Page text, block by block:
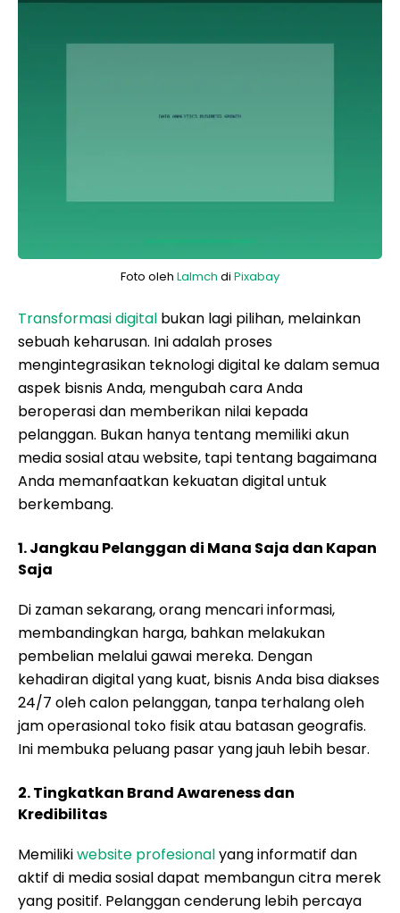
Foto oleh Lalmch di Pixabay
Transformasi digital bukan lagi pilihan, melainkan
sebuah keharusan. Ini adalah proses
mengintegrasikan teknologi digital ke dalam semua
aspek bisnis Anda, mengubah cara Anda
beroperasi dan memberikan nilai kepada
pelanggan. Bukan hanya tentang memiliki akun
media sosial atau website, tapi tentang bagaimana
Anda memanfaatkan kekuatan digital untuk
berkembang.
1. Jangkau Pelanggan di Mana Saja dan Kapan
Saja
Di zaman sekarang, orang mencari informasi,
membandingkan harga, bahkan melakukan
pembelian melalui gawai mereka. Dengan
kehadiran digital yang kuat, bisnis Anda bisa diakses
24/7 oleh calon pelanggan, tanpa terhalang oleh
jam operasional toko fisik atau batasan geografis.
Ini membuka peluang pasar yang jauh lebih besar.
2. Tingkatkan Brand Awareness dan
Kredibilitas
Memilikiwebsite profesionalyang informatif dan
aktif di media sosial dapat membangun citra merek
yang positif. Pelanggan cenderung lebih percaya